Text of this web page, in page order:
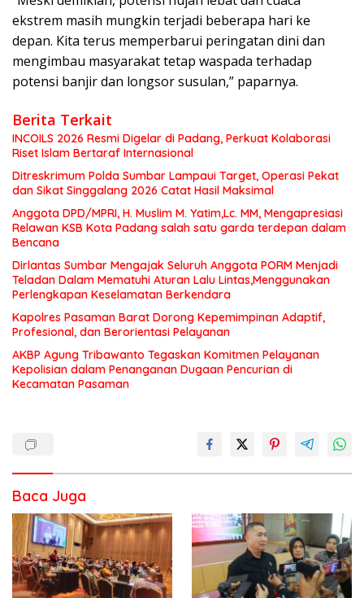
ekstrem masih mungkin terjadi beberapa hari ke
depan. Kita terus memperbarui peringatan dini dan
mengimbau masyarakat tetap waspada terhadap
potensi banjir dan longsor susulan,” paparnya.
Berita Terkait
INCOILS 2026 Resmi Digelar di Padang, Perkuat Kolaborasi
Riset Islam Bertaraf Internasional
Ditreskrimum Polda Sumbar Lampaui Target, Operasi Pekat
dan Sikat Singgalang 2026 Catat Hasil Maksimal
Anggota DPD/MPRI, H. Muslim M. Yatim,Lc. MM, Mengapresiasi
Relawan KSB Kota Padang salah satu garda terdepan dalam
Bencana
Dirlantas Sumbar Mengajak Seluruh Anggota PORM Menjadi
Teladan Dalam Mematuhi Aturan Lalu Lintas,Menggunakan
Perlengkapan Keselamatan Berkendara
Kapolres Pasaman Barat Dorong Kepemimpinan Adaptif,
Profesional, dan Berorientasi Pelayanan
AKBP Agung Tribawanto Tegaskan Komitmen Pelayanan
Kepolisian dalam Penanganan Dugaan Pencurian di
Kecamatan Pasaman
Baca Juga